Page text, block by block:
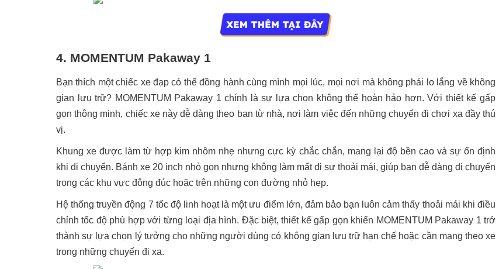
4. MOMENTUM Pakaway 1
Bạn thích một chiếc xe đạp có thể đồng hành cùng mình mọi lúc, mọi nơi mà không phải lo lắng về không
gian lưu trữ? MOMENTUM Pakaway 1 chính là sự lựa chọn không thể hoàn hảo hơn. Với thiết kế gấp
gọn thông minh, chiếc xe này dễ dàng theo bạn từ nhà, nơi làm việc đến những chuyến đi chơi xa đầy thú
vị.
Khung xe được làm từ hợp kim nhôm nhẹ nhưng cực kỳ chắc chắn, mang lại độ bền cao và sự ổn định
khi di chuyển. Bánh xe 20 inch nhỏ gọn nhưng không làm mất đi sự thoải mái, giúp bạn dễ dàng di chuyển
trong các khu vực đông đúc hoặc trên những con đường nhỏ hẹp.
Hệ thống truyền động 7 tốc độ linh hoạt là một ưu điểm lớn, đảm bảo bạn luôn cảm thấy thoải mái khi điều
chỉnh tốc độ phù hợp với từng loại địa hình. Đặc biệt, thiết kế gấp gọn khiến MOMENTUM Pakaway 1 trở
thành sự lựa chọn lý tưởng cho những người dùng có không gian lưu trữ hạn chế hoặc cần mang theo xe
trong những chuyến đi xa.